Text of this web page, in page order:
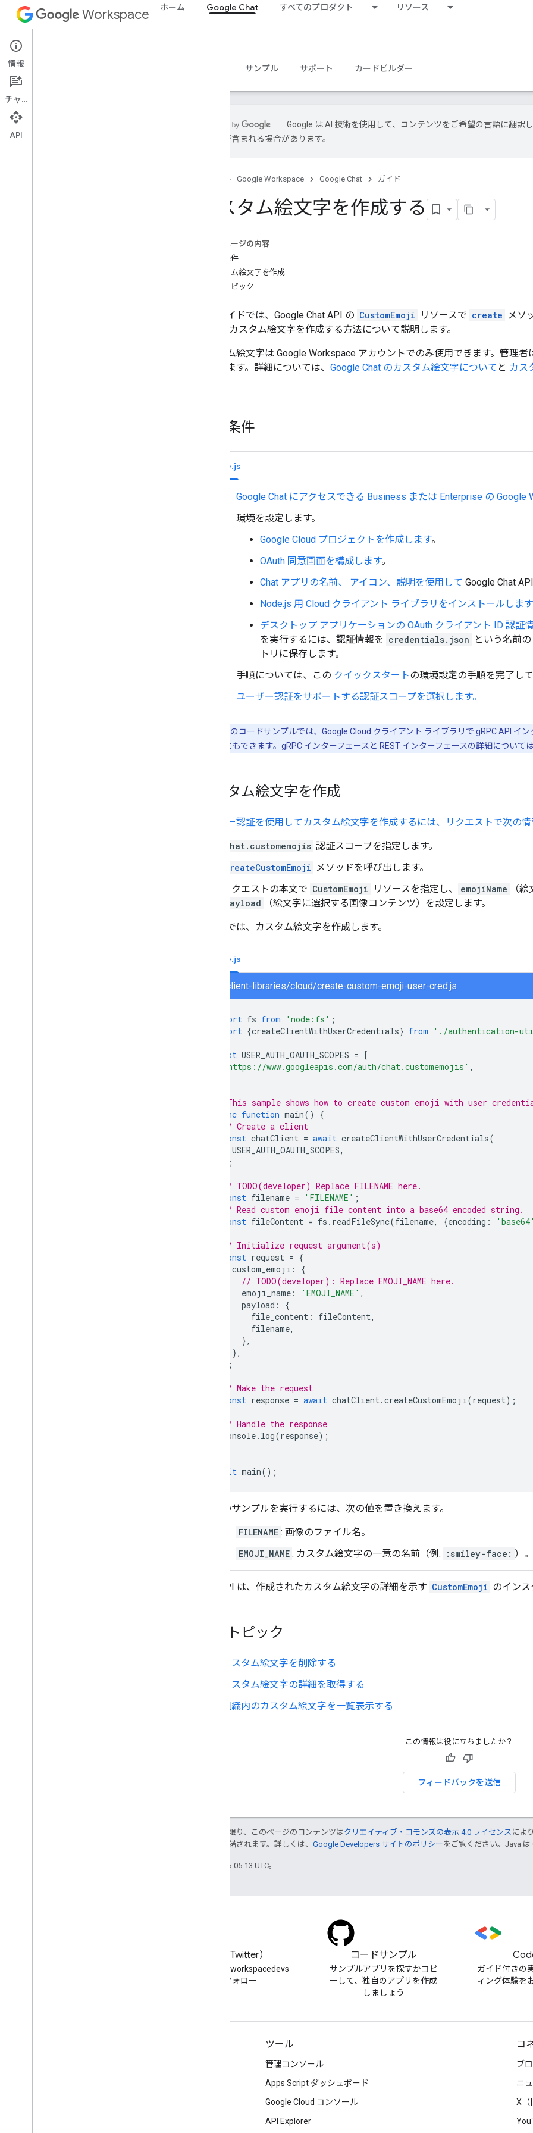
Workspace ホーム Google Chat すべてのプロダクト リソース
Google Chat
概要 サンプル サポート カードビルダー
Google は AI 技術を使用して、コンテンツをご希望の言語に翻訳
は誤りが含まれる場合があります。
Google Workspace Google Chat ガイド
カスタム絵文字を作成する
このページの内容
前提条件
カスタム絵文字を作成
関連トピック
このガイドでは、Google Chat API の CustomEmoji リソースで create メソ
新しい カスタム絵文字を作成する方法について説明します。
カスタム絵文字は Google Workspace アカウントでのみ使用できます。管理
があります。詳細については、 Google Chat のカスタム絵文字について と カス
前提条件
Node.js
Google Chat にアクセスできる Business または Enterprise の Google
環境を設定します。
Google Cloud プロジェクトを作成します。
OAuth 同意画面を構成します。
Chat アプリの名前、 アイコン、説明を使用して Google Chat
Node.js 用 Cloud クライアント ライブラリをインストールします
デスクトップ アプリケーションの OAuth クライアント ID 認証
を実行するには、認証情報を credentials.json
という名前
トリに保存します。
手順については、この クイックスタートの環境設定の手順を完了して
ユーザー認証をサポートする認証スコープを選択します。
このページのコードサンプルでは、Google Cloud クライアント ライブラリで gRPC API イ
を使用することもできます。gRPC インターフェースと REST インターフェースの詳細について
カスタム絵文字を作成
ユーザー認証を使用してカスタム絵文字を作成するには、リクエストで次の情
chat.customemojis 認証スコープを指定します。
CreateCustomEmoji メソッドを呼び出します。
リクエストの本文で CustomEmoji リソースを指定し、 emojiName
（
payload
（絵文字に選択する画像コンテンツ）を設定します。
次の例では、カスタム絵文字を作成します。
Node.js
chat/client-libraries/cloud/create-custom-emoji-user-cred.js
import fs from 'node:fs' ;
import {createClientWithUserCredentials} from './authentication-
const USER_AUTH_OAUTH_SCOPES = [
'https://www.googleapis.com/auth/chat.customemojis' ,
// This sample shows how to create custom emoji with user
async function main()
{
// Create a client
const chatClient = await createClientWithUserCredentials(
USER_AUTH_OAUTH_SCOPES,
);
// TODO(developer) Replace FILENAME here.
const filename = 'FILENAME' ;
// Read custom emoji file content into a base64 encoded string.
const fileContent = fs . readFileSync(filename, {encoding : 'base64'
// Initialize request argument(s)
const request = {
custom_emoji :
{
// TODO(developer): Replace EMOJI_NAME here.
emoji_name : 'EMOJI_NAME' ,
payload :
{
file_content : fileContent,
filename,
},
},
};
// Make the request
const response = await chatClient.createCustomEmoji(request);
// Handle the response
console. log(response);
await main();
このサンプルを実行するには、次の値を置き換えます。
FILENAME : 画像のファイル名。
EMOJI_NAME : カスタム絵文字の一意の名前（例: :smiley-face: ）。
Chat API は、作成されたカスタム絵文字の詳細を示す CustomEmoji のインス
関連トピック
カスタム絵文字を削除する
カスタム絵文字の詳細を取得する
組織内のカスタム絵文字を一覧表示する
この情報は役に立ちましたか？
フィードバックを送信
特に記載のない限り、このページのコンテンツはクリエイティブ・コモンズの表示 4.0 ライセンス によ
により使用許諾されます。詳しくは、 Google Developers サイトのポリシー をご覧ください。Java は
最終更新日 2026-05-13 UTC。
X（旧 Twitter）
Twitter で @workspacedevs
をフォロー
コードサンプル
サンプルアプリを探すかコピ
ーして、独自のアプリを作成
しましょう
ガイド付きの
ィング体験を
ツール
管理コンソール
Apps Script ダッシュボード
Google Cloud コンソール
API Explorer
コ
ブ
ニ
X（
情報
チャット
API